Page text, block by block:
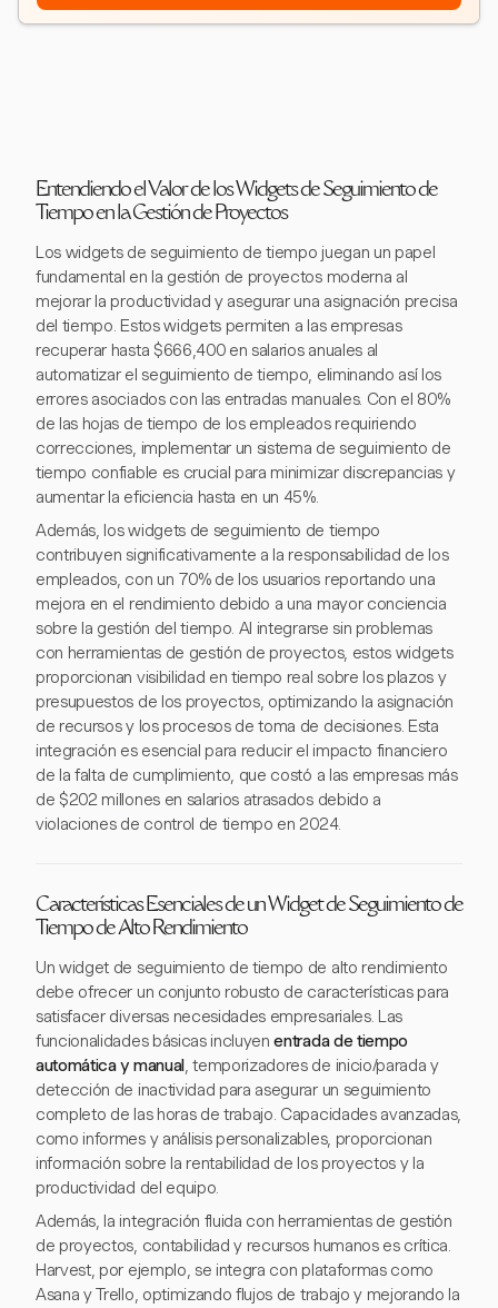
Entendiendo el Valor de los Widgets de Seguimiento de
Tiempo en la Gestión de Proyectos
Los widgets de seguimiento de tiempo juegan un papel
fundamental en la gestión de proyectos moderna al
mejorar la productividad y asegurar una asignación precisa
del tiempo. Estos widgets permiten a las empresas
recuperar hasta $666,400 en salarios anuales al
automatizar el seguimiento de tiempo, eliminando así los
errores asociados con las entradas manuales. Con el 80%
de las hojas de tiempo de los empleados requiriendo
correcciones, implementar un sistema de seguimiento de
tiempo confiable es crucial para minimizar discrepancias y
aumentar la eficiencia hasta en un 45%.
Además, los widgets de seguimiento de tiempo
contribuyen significativamente a la responsabilidad de los
empleados, con un 70% de los usuarios reportando una
mejora en el rendimiento debido a una mayor conciencia
sobre la gestión del tiempo. Al integrarse sin problemas
con herramientas de gestión de proyectos, estos widgets
proporcionan visibilidad en tiempo real sobre los plazos y
presupuestos de los proyectos, optimizando la asignación
de recursos y los procesos de toma de decisiones. Esta
integración es esencial para reducir el impacto financiero
de la falta de cumplimiento, que costó a las empresas más
de $202 millones en salarios atrasados debido a
violaciones de control de tiempo en 2024.
Características Esenciales de un Widget de Seguimiento de
Tiempo de Alto Rendimiento
Un widget de seguimiento de tiempo de alto rendimiento
debe ofrecer un conjunto robusto de características para
satisfacer diversas necesidades empresariales. Las
funcionalidades básicas incluyenentrada de tiempo
automática y manual, temporizadores de inicio/parada y
detección de inactividad para asegurar un seguimiento
completo de las horas de trabajo. Capacidades avanzadas,
como informes y análisis personalizables, proporcionan
información sobre la rentabilidad de los proyectos y la
productividad del equipo.
Además, la integración fluida con herramientas de gestión
de proyectos, contabilidad y recursos humanos es crítica.
Harvest, por ejemplo, se integra con plataformas como
Asana y Trello, optimizando flujos de trabajo y mejorando la